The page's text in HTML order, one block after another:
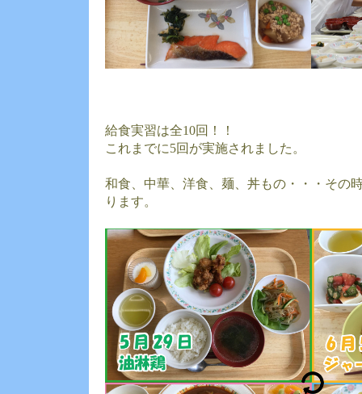
給食実習は全10回！！
これまでに5回が実施されました。
和食、中華、洋食、麺、丼もの・・・その
ります。